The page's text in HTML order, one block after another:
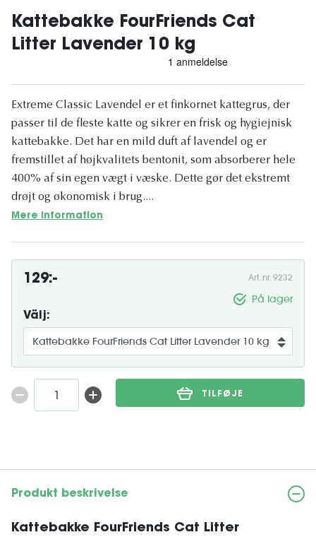
Kattebakke FourFriends Cat
Litter Lavender 10 kg
Extreme Classic Lavendel er et finkornet kattegrus, der
passer til de fleste katte og sikrer en frisk og hygiejnisk
kattebakke. Det har en mild duft af lavendel og er
fremstillet af højkvalitets bentonit, som absorberer hele
400% af sin egen vægt i væske. Dette gør det ekstremt
drøjt og økonomisk i brug....
Mere information
129:- Art. nr. 9232
På lager
Välj:
TILFØJE
Produkt beskrivelse
Kattebakke FourFriends Cat Litter